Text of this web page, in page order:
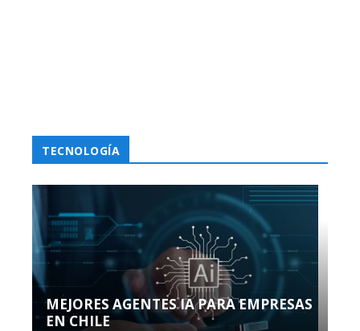
TECNOLOGÍA
MEJORES AGENTES IA PARA EMPRESAS
EN CHILE